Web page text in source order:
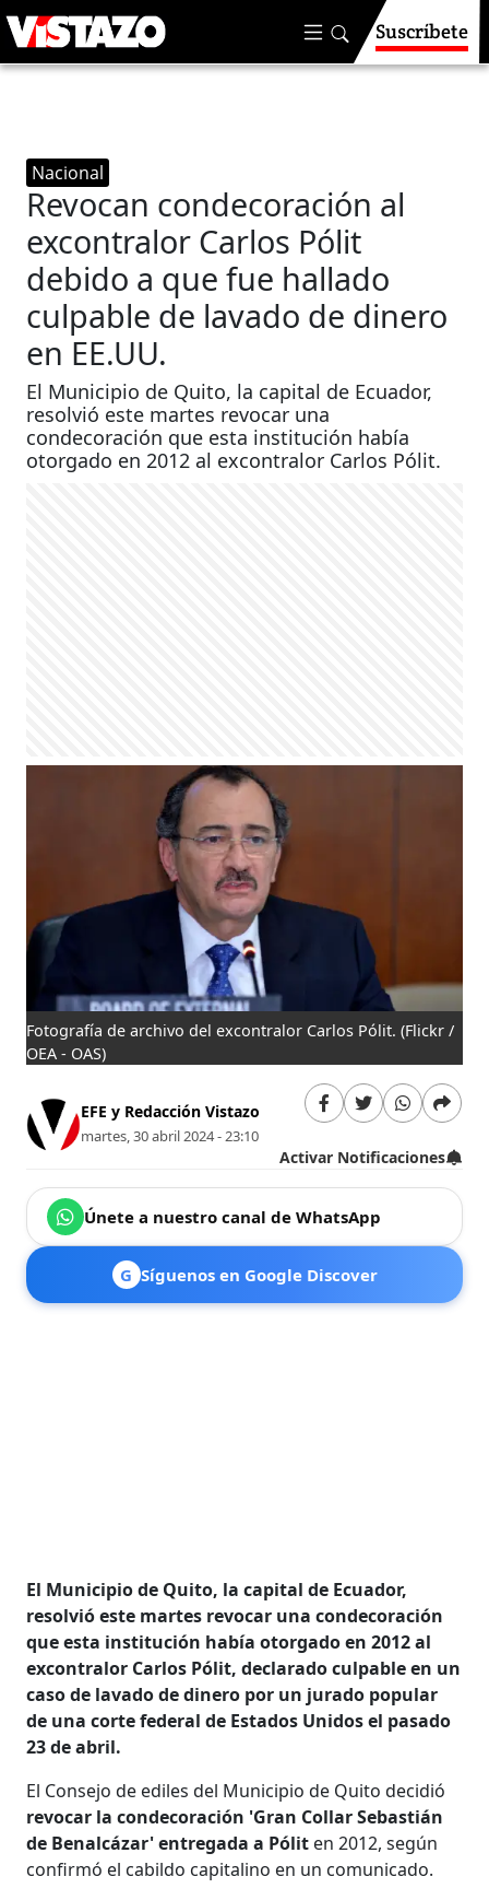
Suscríbete
Nacional
Revocan condecoración al
excontralor Carlos Pólit
debido a que fue hallado
culpable de lavado de dinero
en EE.UU.
El Municipio de Quito, la capital de Ecuador,
resolvió este martes revocar una
condecoración que esta institución había
otorgado en 2012 al excontralor Carlos Pólit.
Fotografía de archivo del excontralor Carlos Pólit. (Flickr /
OEA - OAS)
EFE y Redacción Vistazo
martes, 30 abril 2024 - 23:10
Activar Notificaciones
Únete a nuestro canal de WhatsApp
G Síguenos en Google Discover
El Municipio de Quito, la capital de Ecuador,
resolvió este martes revocar una condecoración
que esta institución había otorgado en 2012 al
excontralor Carlos Pólit, declarado culpable en un
caso de lavado de dinero por un jurado popular
de una corte federal de Estados Unidos el pasado
23 de abril.
El Consejo de ediles del Municipio de Quito decidió
revocar la condecoración 'Gran Collar Sebastián
de Benalcázar' entregada a Pólit en 2012, según
confirmó el cabildo capitalino en un comunicado.